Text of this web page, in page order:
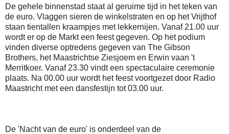
De gehele binnenstad staat al geruime tijd in het teken van
de euro. Vlaggen sieren de winkelstraten en op het Vrijthof
staan tientallen kraampjes met lekkernijen. Vanaf 21.00 uur
wordt er op de Markt een feest gegeven. Op het podium
vinden diverse optredens gegeven van The Gibson
Brothers, het Maastrichtse Ziesjoem en Erwin vaan 't
Merritkoer. Vanaf 23.30 vindt een spectaculaire ceremonie
plaats. Na 00.00 uur wordt het feest voortgezet door Radio
Maastricht met een dansfestijn tot 03.00 uur.
De 'Nacht van de euro' is onderdeel van de